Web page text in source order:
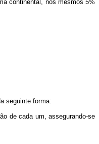
continental, nos mesmos 5%
seguinte forma:
de cada um, assegurando-se